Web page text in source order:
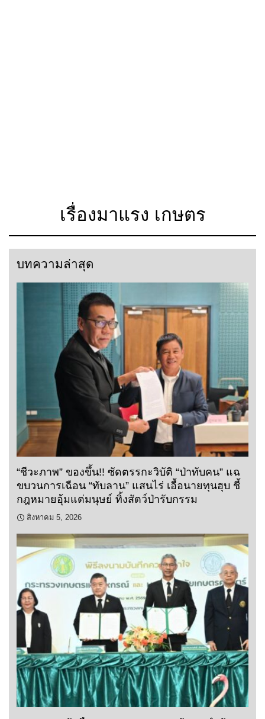
เรื่องมาแรง เกษตร
บทความล่าสุด
“ชีวะภาพ” ของขึ้น!! ซัดตรรกะวิบัติ “ป่าทับคน” แฉ
ขบวนการเฉือน “ทับลาน” แสนไร่ เอื้อนายทุนฮุบ ชี้
กฎหมายอุ้มแต่มนุษย์ ทิ้งสัตว์ป่ารับกรรม
สิงหาคม 5, 2026